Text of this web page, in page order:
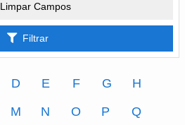
Limpar Campos
Filtrar
D E F G
H
M N O P
Q